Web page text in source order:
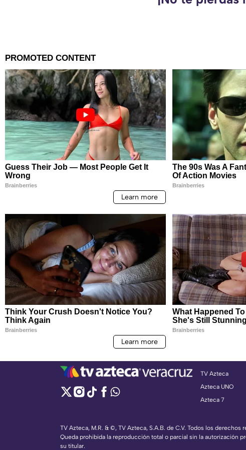
TV Azteca
Azteca UNO
Azteca 7
TV Azteca, M.R. & ©, TV Azteca, S.A.B. de C.V. Todos los derechos
Queda prohibida la reproducción total o parcial sin la autorización
su titular.